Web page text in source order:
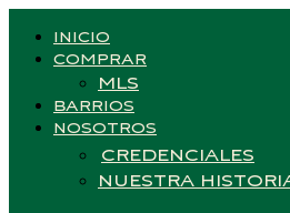
INICIO
COMPRAR
MLS
BARRIOS
NOSOTROS
CREDENCIALES
NUESTRA